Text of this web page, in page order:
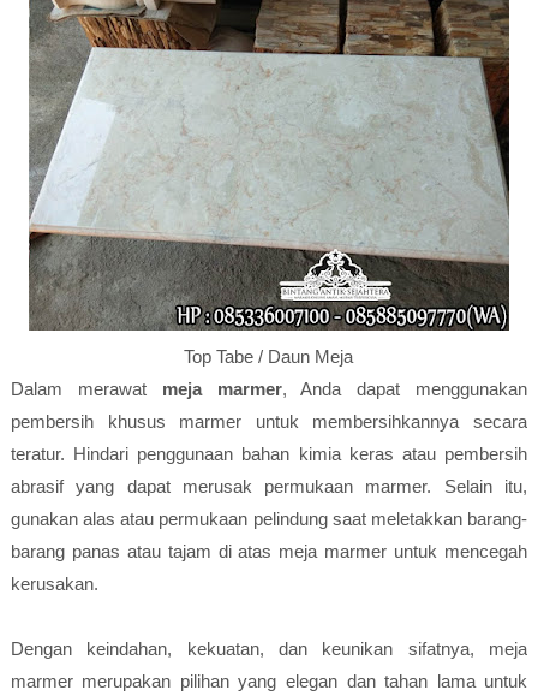
Top Tabe / Daun Meja
Dalam merawat meja marmer, Anda dapat menggunakan
pembersih khusus marmer untuk membersihkannya secara
teratur. Hindari penggunaan bahan kimia keras atau pembersih
abrasif yang dapat merusak permukaan marmer. Selain itu,
gunakan alas atau permukaan pelindung saat meletakkan barang-
barang panas atau tajam di atas meja marmer untuk mencegah
kerusakan.
Dengan keindahan, kekuatan, dan keunikan sifatnya, meja
marmer merupakan pilihan yang elegan dan tahan lama untuk